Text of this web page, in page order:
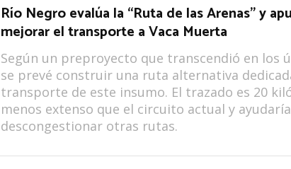
Río Negro evalúa la “Ruta de las Arenas” y
mejorar el transporte a Vaca Muerta
Según un preproyecto que transcendió en los
se prevé construir una ruta alternativa
transporte de este insumo. El trazado es 20
menos extenso que el circuito actual y
descongestionar otras rutas.